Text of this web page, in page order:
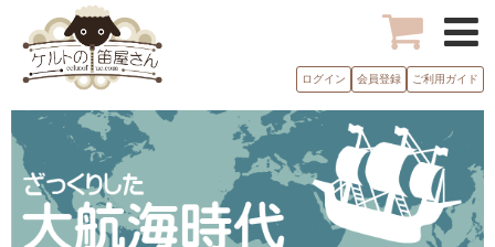
ログイン 会員登録 ご利用ガイド